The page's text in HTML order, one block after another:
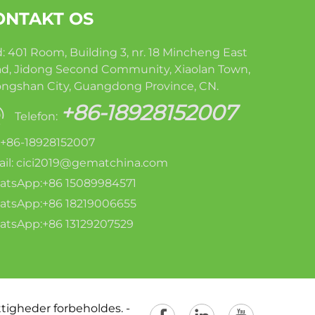
OS
401 Room, Building 3, nr. 18 Mincheng East
Jidong Second Community, Xiaolan Town,
City, Guangdong Province, CN.
Telefon: +86-18928152007
18928152007
cici2019@gematchina.com
15089984571
18219006655
13129207529
forbeholdes. -